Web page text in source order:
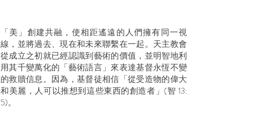
「美」創建共融，使相距遙遠的人們擁有同一視
線，並將過去、現在和未來聯繫在一起。天主教會
從成立之初就已經認識到藝術的價值，並明智地利
用其千變萬化的「藝術語言」來表達基督永恆不變
的救贖信息。因為，基督徒相信「從受造物的偉大
和美麗，人可以推想到這些東西的創造者」(智 13:
5)。